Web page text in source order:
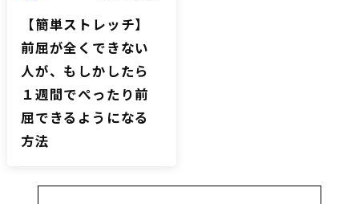
【簡単ストレッチ】
前屈が全くできない
人が、もしかしたら
１週間でぺったり前
屈できるようになる
方法